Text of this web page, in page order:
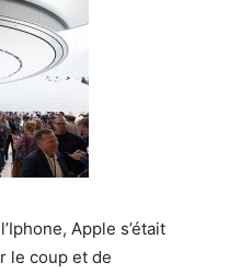
Apple s’était
le coup et de